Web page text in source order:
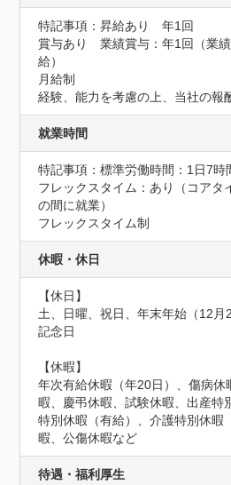
特記事項：昇給あり　年1回
賞与あり　業績賞与：年1回（業
給）
月給制
経験、能力を考慮の上、当社の報
就業時間
特記事項：標準労働時間：1日7時
フレックスタイム：あり（コアタ
の間に就業）
フレックスタイム制
休暇・休日
【休日】
土、日曜、祝日、年末年始（12月
記念日
【休暇】
年次有給休暇（年20日）、傷病休
暇、慶弔休暇、試験休暇、出産特
特別休暇（有給）、介護特別休暇
暇、公傷休暇など
待遇・福利厚生